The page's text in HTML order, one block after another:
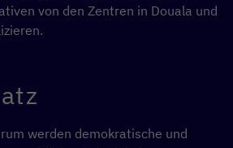
von den Zentren in Douala und
werden demokratische und